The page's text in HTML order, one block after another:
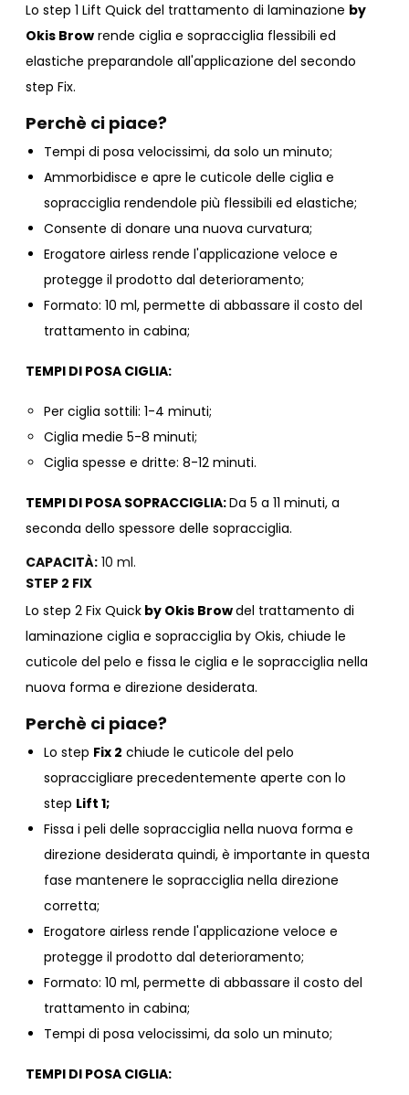
Lo step 1 Lift Quick del trattamento di laminazione by
Okis Brow rende ciglia e sopracciglia flessibili ed
elastiche preparandole all'applicazione del secondo
step Fix.
Perchè ci piace?
Tempi di posa velocissimi, da solo un minuto;
Ammorbidisce e apre le cuticole delle ciglia e
sopracciglia rendendole più flessibili ed elastiche;
Consente di donare una nuova curvatura;
Erogatore airless rende l'applicazione veloce e
protegge il prodotto dal deterioramento;
Formato: 10 ml, permette di abbassare il costo del
trattamento in cabina;
TEMPI DI POSA CIGLIA:
Per ciglia sottili: 1-4 minuti;
Ciglia medie 5-8 minuti;
Ciglia spesse e dritte: 8-12 minuti.
TEMPI DI POSA SOPRACCIGLIA:Da 5 a 11 minuti, a
seconda dello spessore delle sopracciglia.
CAPACITÀ: 10 ml.
STEP 2 FIX
Lo step 2 Fix Quick by Okis Browdel trattamento di
laminazione ciglia e sopracciglia by Okis, chiude le
cuticole del pelo e fissa le ciglia e le sopracciglia nella
nuova forma e direzione desiderata.
Perchè ci piace?
Lo step Fix 2 chiude le cuticole del pelo
sopraccigliare precedentemente aperte con lo
step Lift 1;
Fissa i peli delle sopracciglia nella nuova forma e
direzione desiderata quindi, è importante in questa
fase mantenere le sopracciglia nella direzione
corretta;
Erogatore airless rende l'applicazione veloce e
protegge il prodotto dal deterioramento;
Formato: 10 ml, permette di abbassare il costo del
trattamento in cabina;
Tempi di posa velocissimi, da solo un minuto;
TEMPI DI POSA CIGLIA: